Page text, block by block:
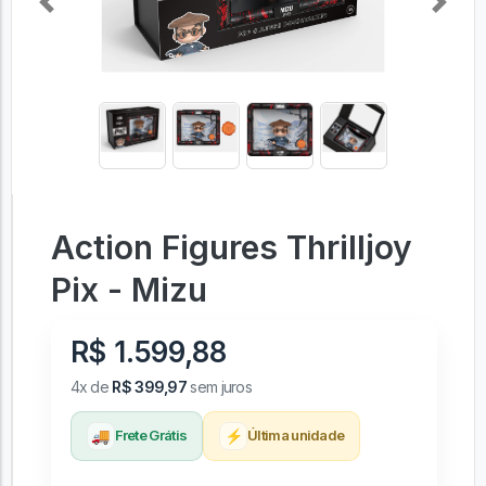
Previous Next
Action Figures Thrilljoy
Pix - Mizu
R$ 1.599,88
4x de R$ 399,97sem juros
🚚 Frete Grátis ⚡ Última unidade